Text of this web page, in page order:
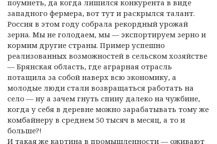
поумнеть, да когда лишился конкурента в виде
западного фермера, вот тут и раскрылся талант.
Россия в этом году собрала рекордный урожай
зерна. Мы не голодаем, мы — экспортируем зерно и
кормим другие страны. Пример успешно
реализованных возможностей в сельском хозяйстве
— Брянская область, где аграрная отрасль
потащила за собой наверх всю экономику, а
молодые люди стали возвращаться работать на
село — ну а зачем гнуть спину далеко на чужбине,
когда у себя в деревне можно зарабатывать тому же
комбайнеру в среднем 50 тысяч в месяц, а то и
больше?!
И такая же картина в промышленности — оживают